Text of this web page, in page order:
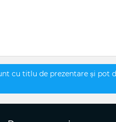
cu titlu de prezentare și pot